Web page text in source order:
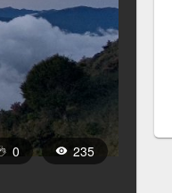
0 235